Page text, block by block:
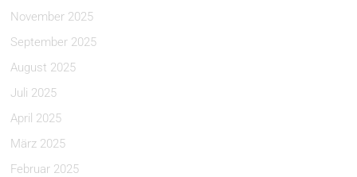
November 2025
September 2025
August 2025
Juli 2025
April 2025
März 2025
Februar 2025